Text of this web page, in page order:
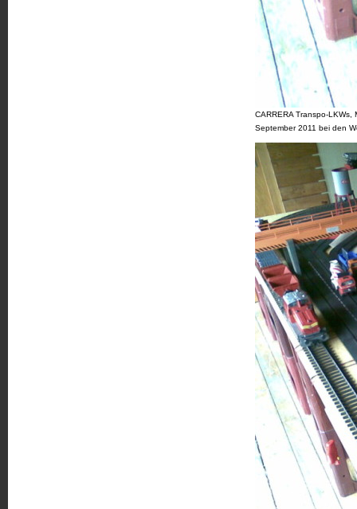
CARRERA Transpo-
September 2011 bei den